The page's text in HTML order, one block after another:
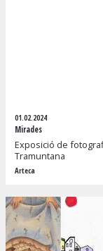
01.02.2024
Mirades
Exposició de
Tramuntana
Arteca